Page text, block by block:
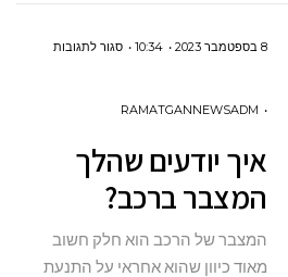
8 בספטמבר 2023 10:34 סגור לתגובותעל
RAMATGANNEWSADM
איך יודעים שהלך
המצבר ברכב?
המצבר של הרכב הוא חלק חשוב
מאוד כיוון שהוא אחראי על התנעת